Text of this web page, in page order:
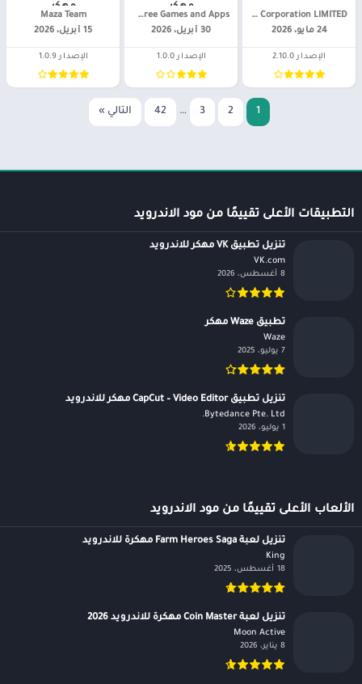
Cloud Technology Corporation LIMITED‏
24 مايو، 2026
الإصدار 2.10.0
مهكر
Lizeb Best Free Games and Apps‏
30 أبريل، 2026
الإصدار 1.0.0
مهكر
Maza Team‏
15 أبريل، 2026
الإصدار 1.0.9
1
2
3
…
42 التالي »
التطبيقات الأعلى تقييمًا من مود الاندرويد
تنزيل تطبيق VK مهكر للاندرويد
VK.com‏
8 أغسطس، 2026
تطبيق Waze مهكر
Waze‏
7 يوليو، 2025
تنزيل تطبيق CapCut – Video Editor مهكر للاندرويد
Bytedance Pte. Ltd.‏
1 يوليو، 2026
الألعاب الأعلى تقييمًا من مود الاندرويد
تنزيل لعبة Farm Heroes Saga مهكرة للاندرويد
King‏
18 أغسطس، 2025
تنزيل لعبة Coin Master مهكرة للاندرويد 2026
Moon Active‏
8 يناير، 2026